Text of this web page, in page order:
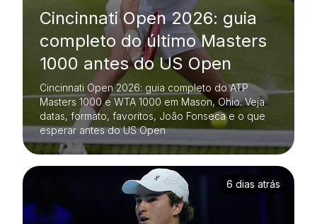
Cincinnati Open 2026: guia
completo do último Masters
1000 antes do US Open
Cincinnati Open 2026: guia completo do ATP
Masters 1000 e WTA 1000 em Mason, Ohio. Veja
datas, formato, favoritos, João Fonseca e o que
esperar antes do US Open
6 dias atrás